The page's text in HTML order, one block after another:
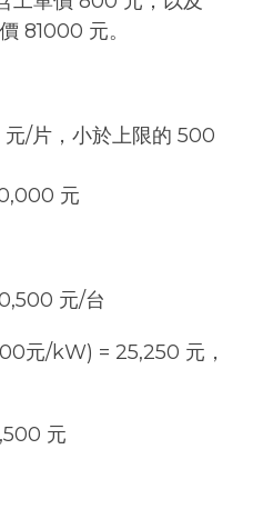
81000 元。
/片，小於上限的 500
元
元/台
元/kW) = 25,250 元，
元